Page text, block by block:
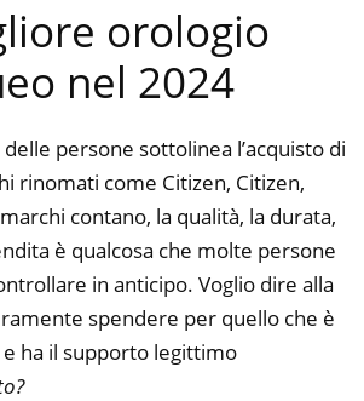
orologio
nel 2024
persone sottolinea l’acquisto di
rinomati come Citizen, Citizen,
contano, la qualità, la durata,
è qualcosa che molte persone
in anticipo. Voglio dire alla
spendere per quello che è
ha il supporto legittimo